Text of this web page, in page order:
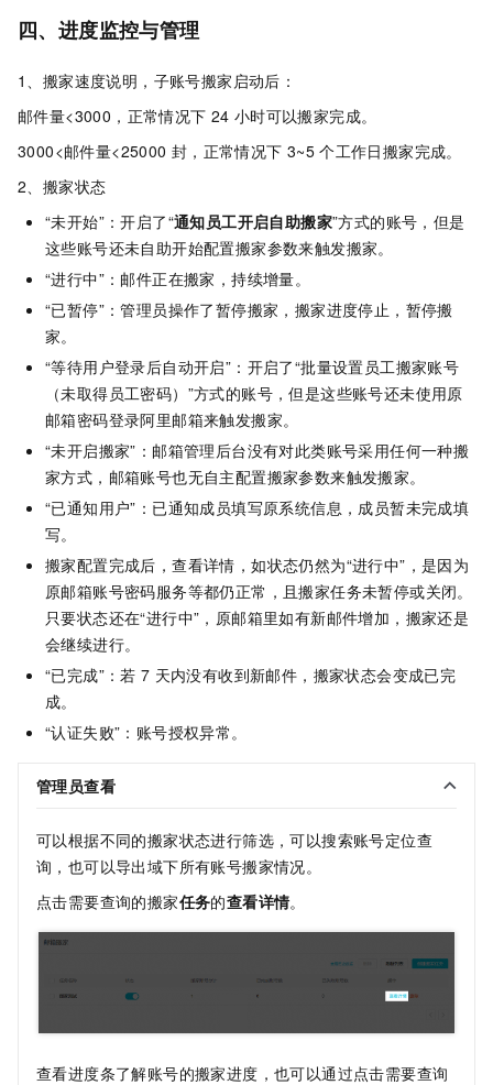
四、进度监控与管理
1、搬家速度说明，子账号搬家启动后：
邮件量<3000，正常情况下 24 小时可以搬家完成。
3000<邮件量<25000 封，正常情况下 3~5 个工作日搬家完成。
2、搬家状态
“未开始”：开启了“通知员工开启自助搬家”方式的账号，但是
这些账号还未自助开始配置搬家参数来触发搬家。
“进行中”：邮件正在搬家，持续增量。
“已暂停”：管理员操作了暂停搬家，搬家进度停止，暂停搬
家。
“等待用户登录后自动开启”：开启了“批量设置员工搬家账号
（未取得员工密码）”方式的账号，但是这些账号还未使用原
邮箱密码登录阿里邮箱来触发搬家。
“未开启搬家”：邮箱管理后台没有对此类账号采用任何一种搬
家方式，邮箱账号也无自主配置搬家参数来触发搬家。
“已通知用户”：已通知成员填写原系统信息，成员暂未完成填
写。
搬家配置完成后，查看详情，如状态仍然为“进行中”，是因为
原邮箱账号密码服务等都仍正常，且搬家任务未暂停或关闭。
只要状态还在“进行中”，原邮箱里如有新邮件增加，搬家还是
会继续进行。
“已完成”：若 7 天内没有收到新邮件，搬家状态会变成已完
成。
“认证失败”：账号授权异常。
管理员查看
可以根据不同的搬家状态进行筛选，可以搜索账号定位查
询，也可以导出域下所有账号搬家情况。
点击需要查询的搬家任务的查看详情。
查看进度条了解账号的搬家进度，也可以通过点击需要查询